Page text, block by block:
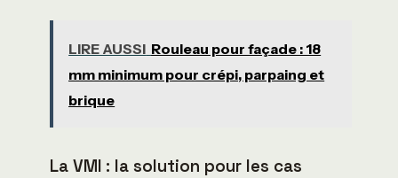
LIRE AUSSI Rouleau pour façade : 18
mm minimum pour crépi, parpaing et
brique
La VMI : la solution pour les cas